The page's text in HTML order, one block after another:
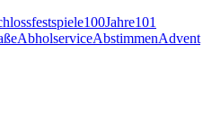
100Jahre101
AbholserviceAbstimmenAdvent